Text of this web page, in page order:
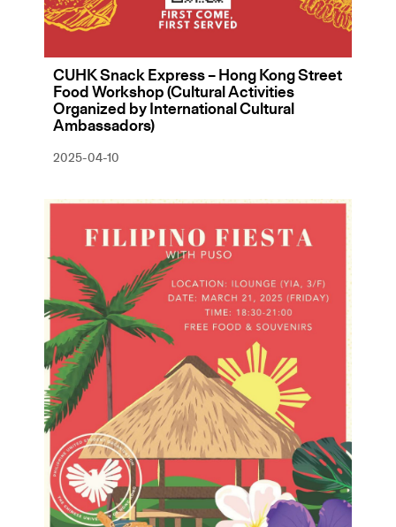
CUHK Snack Express – Hong Kong Street
Food Workshop (Cultural Activities
Organized by International Cultural
Ambassadors)
2025-04-10